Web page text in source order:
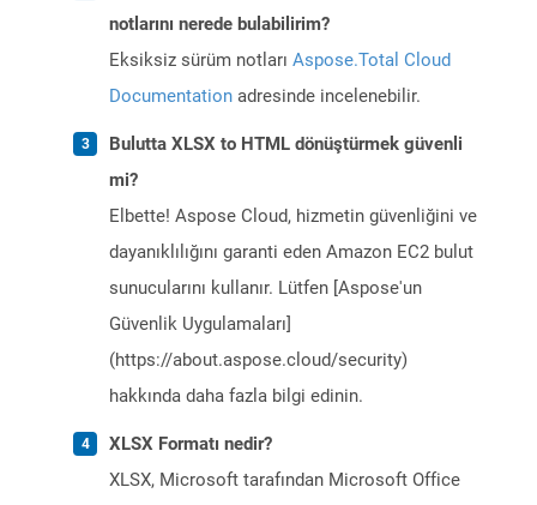
notlarını nerede bulabilirim?
Eksiksiz sürüm notları Aspose.Total Cloud
Documentation adresinde incelenebilir.
Bulutta XLSX to HTML dönüştürmek güvenli
mi?
Elbette! Aspose Cloud, hizmetin güvenliğini ve
dayanıklılığını garanti eden Amazon EC2 bulut
sunucularını kullanır. Lütfen [Aspose'un
Güvenlik Uygulamaları]
(https://about.aspose.cloud/security)
hakkında daha fazla bilgi edinin.
XLSX Formatı nedir?
XLSX, Microsoft tarafından Microsoft Office